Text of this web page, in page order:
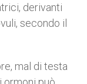
derivanti
secondo il
mal di testa